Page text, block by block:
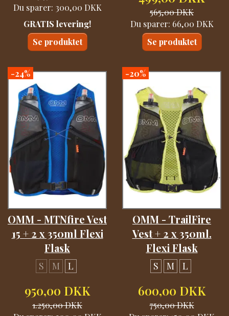
Du sparer: 300,00 DKK
GRATIS levering!
Se produktet
565,00 DKK
Du sparer: 66,00 DKK
Se produktet
-24%
OMM - MTNfire Vest
15 + 2 x 350ml Flexi
Flask
S M L
950,00 DKK
1.250,00 DKK
-20%
OMM - TrailFire
Vest + 2 x 350ml.
Flexi Flask
S M L
600,00 DKK
750,00 DKK